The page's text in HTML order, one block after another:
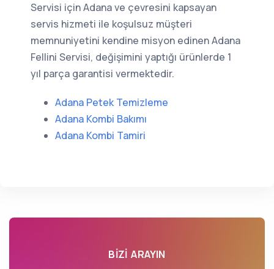
Servisi için Adana ve çevresini kapsayan
servis hizmeti ile koşulsuz müşteri
memnuniyetini kendine misyon edinen Adana
Fellini Servisi, değişimini yaptığı ürünlerde 1
yıl parça garantisi vermektedir.
Adana Petek Temizleme
Adana Kombi Bakımı
Adana Kombi Tamiri
BIZI ARAYIN